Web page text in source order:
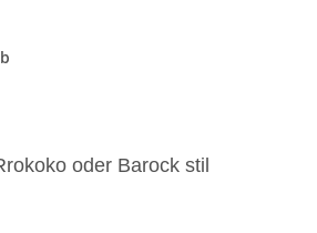
oder Barock stil